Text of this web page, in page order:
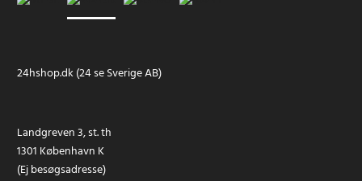
24hshop.dk (24 se Sverige AB)
Landgreven 3, st. th
1301 København K
(Ej besøgsadresse)